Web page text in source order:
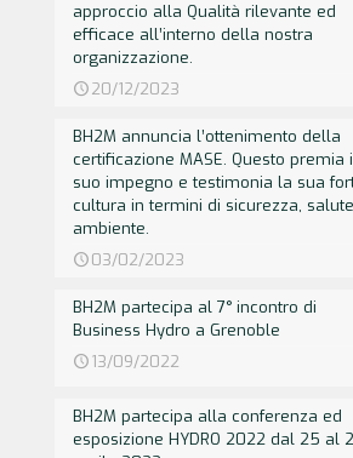
approccio alla Qualità rilevante ed
efficace all’interno della nostra
organizzazione.
20/12/2023
BH2M annuncia l’ottenimento della
certificazione MASE. Questo premia
suo impegno e testimonia la sua
cultura in termini di sicurezza,
ambiente.
03/02/2023
BH2M partecipa al 7° incontro di
Business Hydro a Grenoble
13/09/2022
BH2M partecipa alla conferenza ed
esposizione HYDRO 2022 dal 25 al